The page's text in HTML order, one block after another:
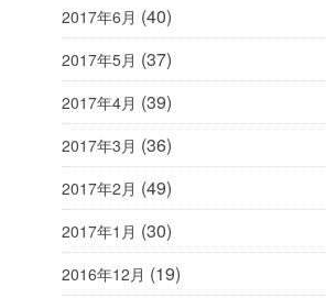
2017年6月 (40)
2017年5月 (37)
2017年4月 (39)
2017年3月 (36)
2017年2月 (49)
2017年1月 (30)
2016年12月 (19)